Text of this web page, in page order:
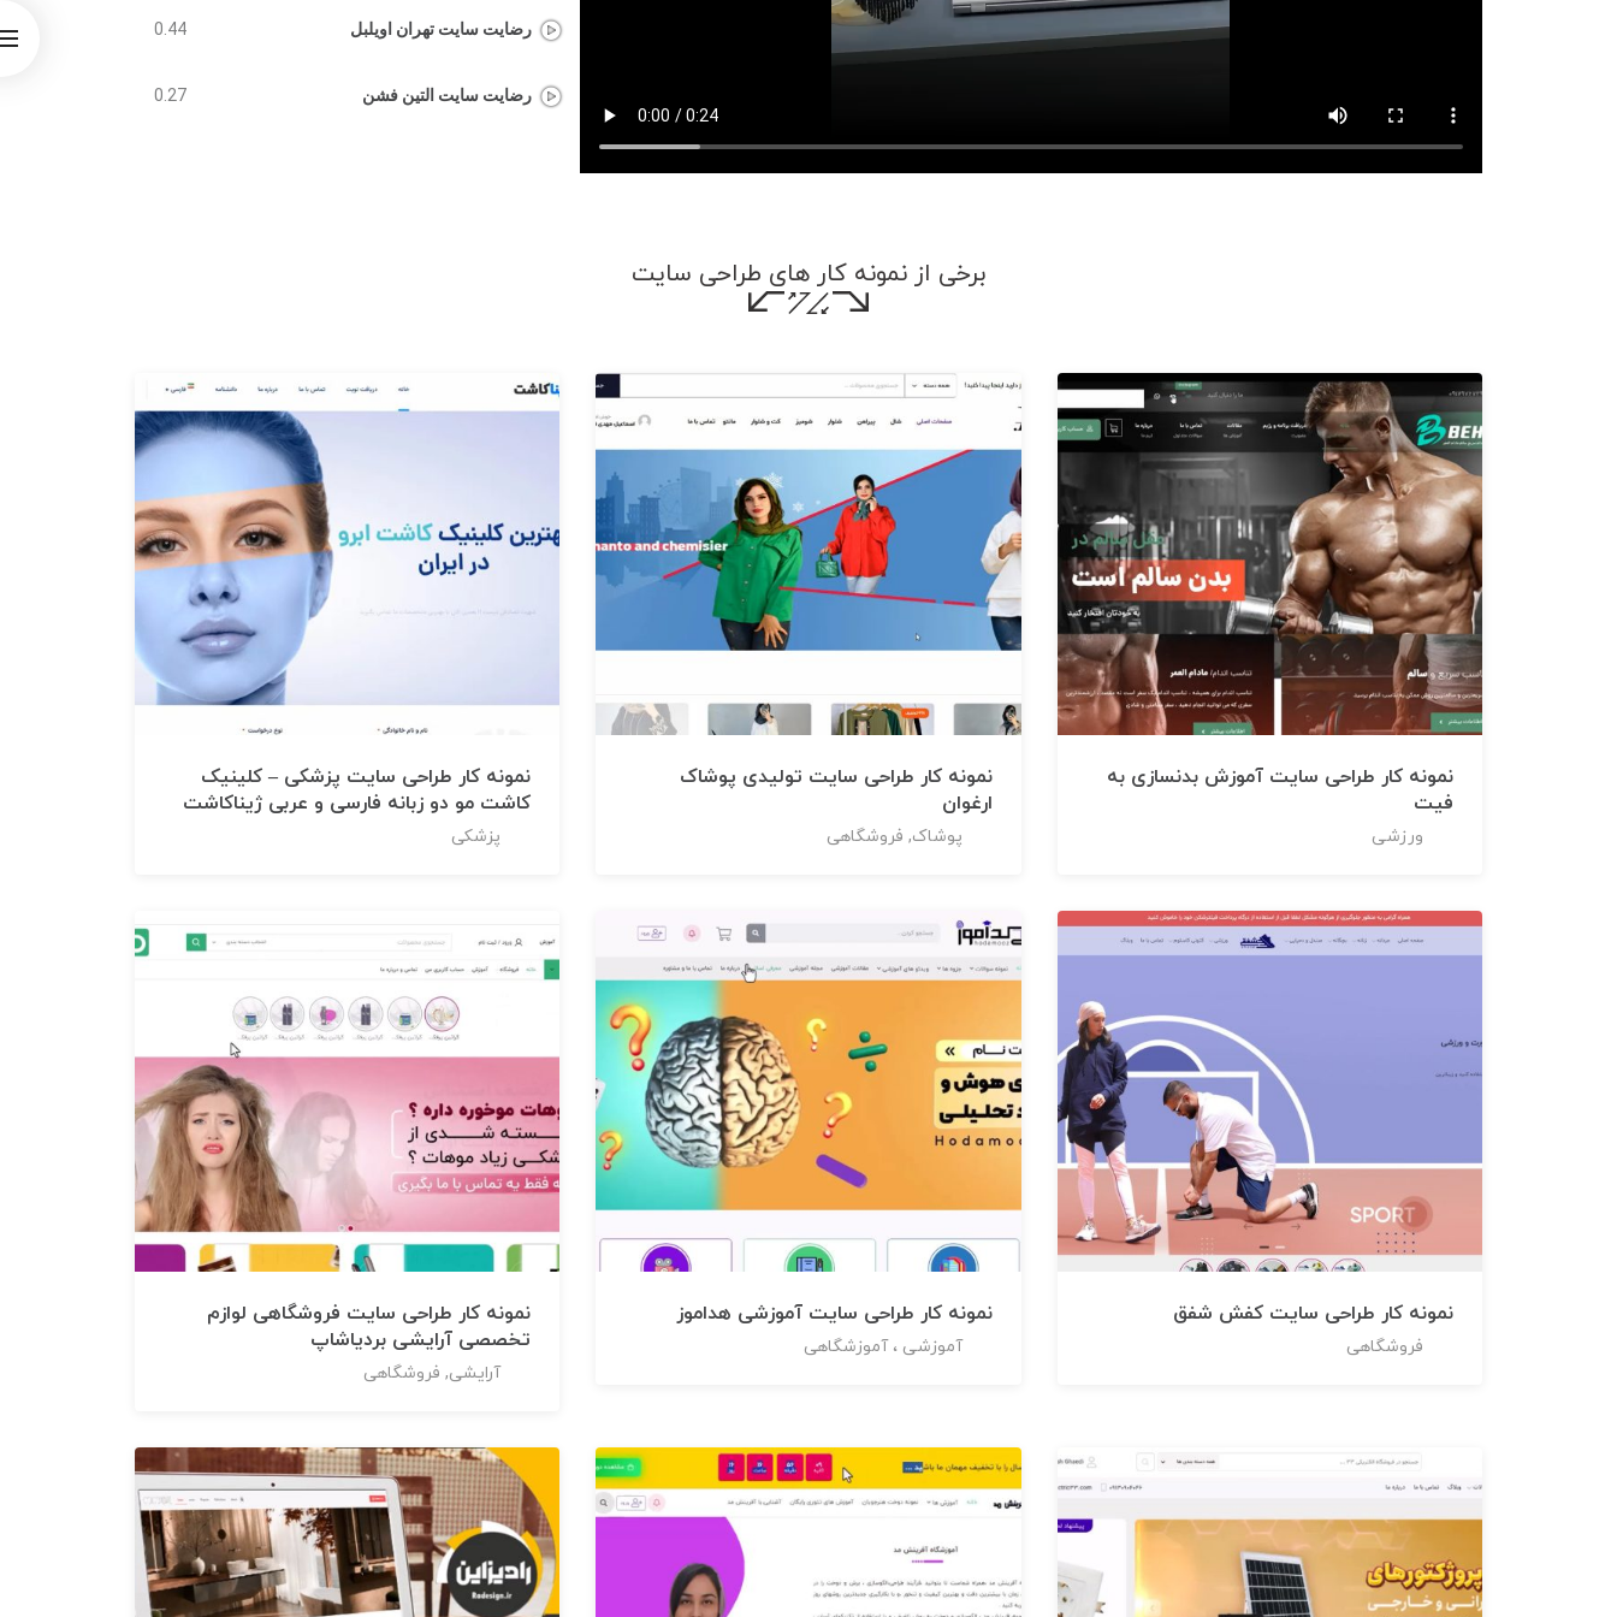
رضایت سایت تهران اویلبل 0.44
رضایت سایت التین فشن 0.27
برخی از نمونه کار های طراحی سایت
نمونه کار طراحی سایت آموزش بدنسازی به
فیت
ورزشی
نمونه کار طراحی سایت تولیدی پوشاک
ارغوان
پوشاک, فروشگاهی
نمونه کار طراحی سایت پزشکی – کلینیک
کاشت مو دو زبانه فارسی و عربی ژیناکاشت
پزشکی
نمونه کار طراحی سایت کفش شفق
فروشگاهی
نمونه کار طراحی سایت آموزشی هداموز
آموزشی ، آموزشگاهی
نمونه کار طراحی سایت فروشگاهی لوازم
تخصصی آرایشی بردیاشاپ
آرایشی, فروشگاهی